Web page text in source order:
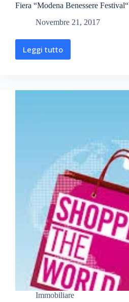
Fiera “Modena Benessere Festival“
Novembre 21, 2017
Leggi tutto
Immobiliare